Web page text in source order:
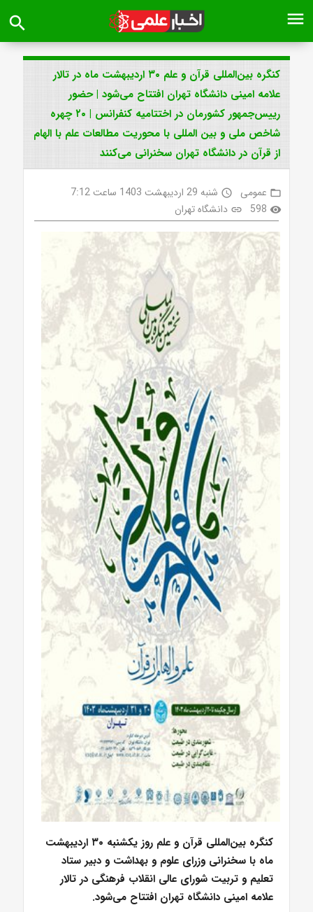
menu
search
کنگره بین‌المللی قرآن و علم ۳۰ اردیبهشت ماه در تالار
علامه امینی دانشگاه تهران افتتاح می‌شود | حضور
رییس‌‎جمهور کشورمان در اختتامیه کنفرانس | ۲۰ چهره
شاخص ملی و بین المللی با محوریت مطالعات علم با الهام
از قرآن در دانشگاه تهران سخنرانی می‌کنند
folder_open عمومی access_time شنبه 29 اردیبهشت 1403 ساعت 7:12
visibility
598
link دانشگاه تهران
کنگره بین‌المللی قرآن و علم روز یکشنبه ۳۰ اردیبهشت
ماه با سخنرانی وزرای علوم و بهداشت و دبیر ستاد
تعلیم و تربیت شورای عالی انقلاب فرهنگی در تالار
علامه امینی دانشگاه تهران افتتاح می‌شود.